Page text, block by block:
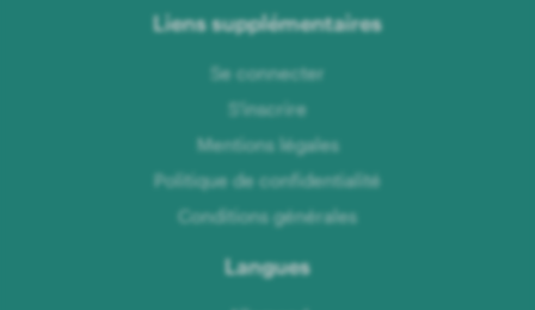
Liens supplémentaires
Se connecter
S'inscrire
Mentions légales
Politique de confidentialité
Conditions générales
Langues